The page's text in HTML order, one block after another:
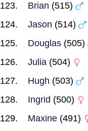
Brian (515)
Jason (514)
Douglas (505)
Julia (504)
Hugh (503)
Ingrid (500)
Maxine (491)